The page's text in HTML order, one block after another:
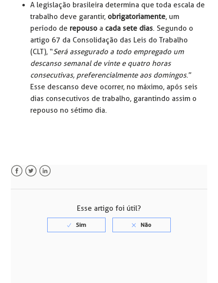
A legislação brasileira determina que toda escala de
trabalho deve garantir, obrigatoriamente, um
período de repouso a cada sete dias. Segundo o
artigo 67 da Consolidação das Leis do Trabalho
(CLT), “Será assegurado a todo empregado um
descanso semanal de vinte e quatro horas
consecutivas, preferencialmente aos domingos.”
Esse descanso deve ocorrer, no máximo, após seis
dias consecutivos de trabalho, garantindo assim o
repouso no sétimo dia.
Esse artigo foi útil?